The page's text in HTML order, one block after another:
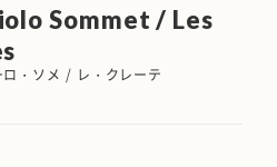
Sommet / Les
ロ・ソメ / レ・クレーテ